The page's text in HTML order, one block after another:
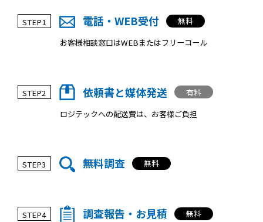
STEP1 電話・WEB受付
無料
お客様相談窓口はWEBまたはフリーコール
STEP2 依頼書と媒体発送
有料
ロジテックへの配送費は、お客様ご負担
STEP3 無料調査 無料
STEP4 調査報告・お見積
無料